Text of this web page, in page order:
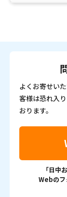
よくお寄せい
客様は恐れ入
おります。
「日中
Webのフ